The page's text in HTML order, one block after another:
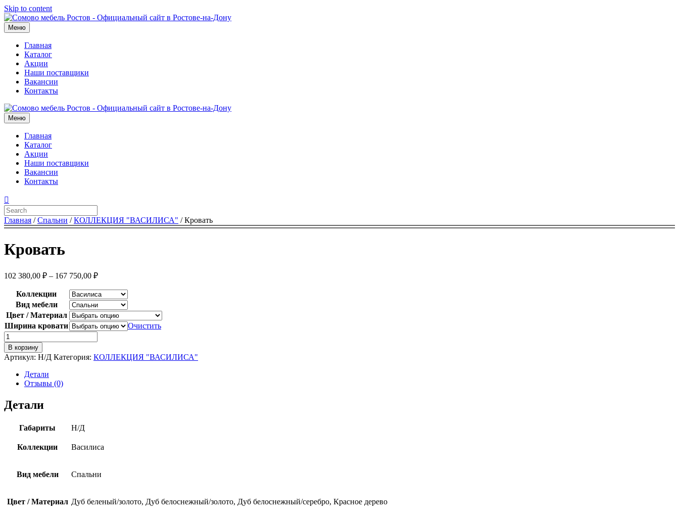
Skip to content
Меню
Главная
Каталог
Акции
Наши поставщики
Вакансии
Контакты
Меню
Главная
Каталог
Акции
Наши поставщики
Вакансии
Контакты
Главная /Спальни /КОЛЛЕКЦИЯ "ВАСИЛИСА" / Кровать
Кровать
102 380,00 ₽ – 167 750,00 ₽
Коллекции
Вид мебели
Цвет / Материал
Ширина кровати
Очистить
Количество
товара
Кровать
В корзину
Артикул: Н/Д Категория: КОЛЛЕКЦИЯ "ВАСИЛИСА"
Детали
Отзывы (0)
Детали
Габариты Н/Д
Коллекции Василиса
Вид мебели Спальни
Цвет / Материал Дуб беленый/золото, Дуб белоснежный/золото, Дуб белоснежный/серебро, Красное дерево